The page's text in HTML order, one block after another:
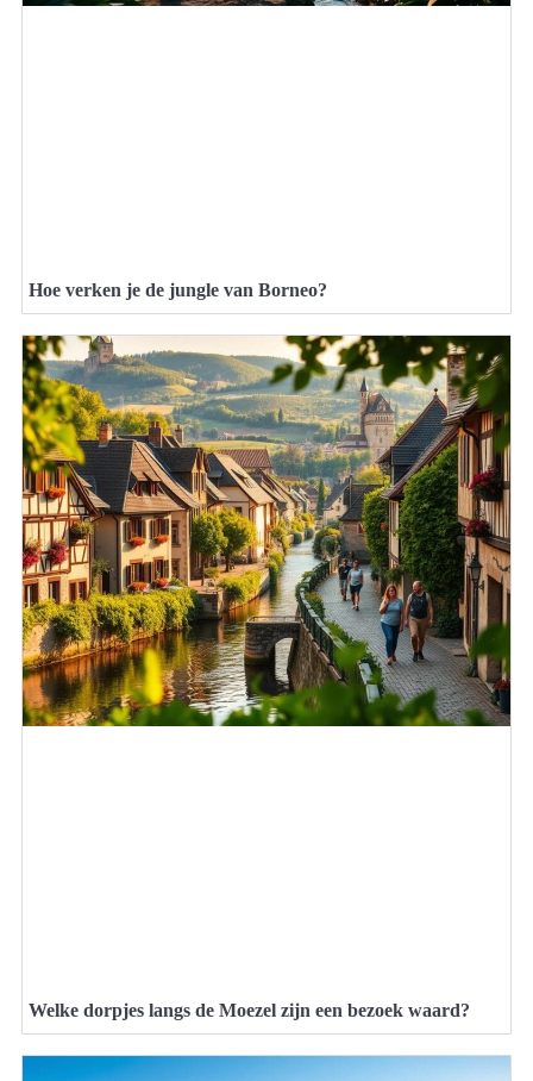
Hoe verken je de jungle van Borneo?
Welke dorpjes langs de Moezel zijn een bezoek waard?